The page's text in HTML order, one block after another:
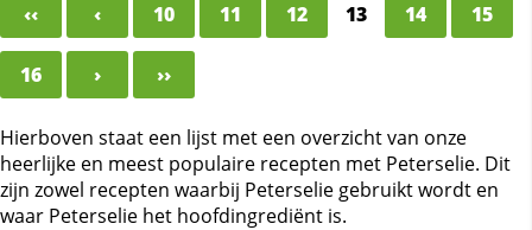
‹‹ ‹ 10 11 12 13 14 15
16 › ››
Hierboven staat een lijst met een overzicht van onze
heerlijke en meest populaire recepten met Peterselie. Dit
zijn zowel recepten waarbij Peterselie gebruikt wordt en
waar Peterselie het hoofdingrediënt is.